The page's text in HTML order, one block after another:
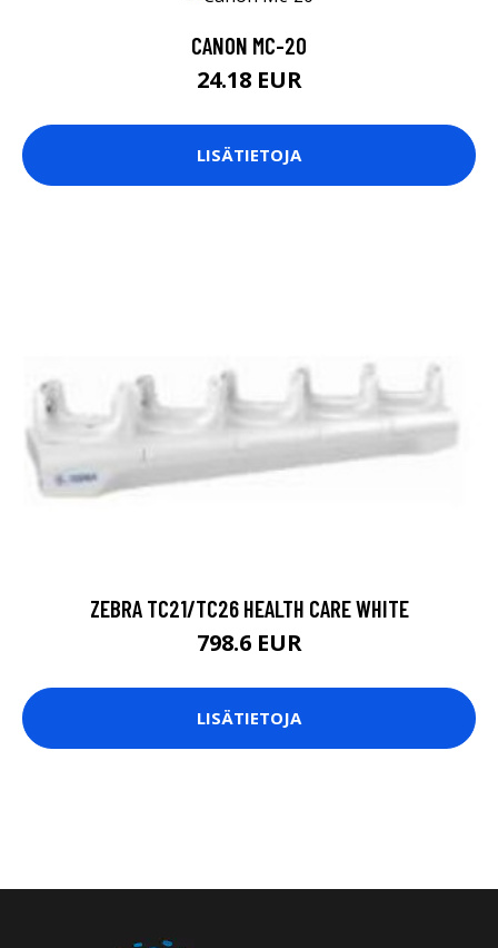
CANON MC-20
24.18 EUR
LISÄTIETOJA
ZEBRA TC21/TC26 HEALTH CARE WHITE
798.6 EUR
LISÄTIETOJA